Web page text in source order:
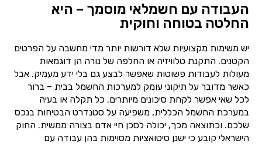
העבודה עם חשמלאי מוסמך – היא
החלטה בטוחה וחוקית
יש משימות מקצועיות שלא דורשות יותר מדי מחשבה על הפרטים
הקטנים. התקנת טלוויזיה או החלפה של נורה הן דוגמאות
מעולות לעבודות פשוטות שאפשר לבצע גם בלי ידע מעמיק. אבל
כאשר מדובר על תיקוני עומק למערכות החשמל בבית – ברור
לכל שאי אפשר לקחת סיכונים מיותרים. כל תקלה או בעיה
במערכת החשמל הכללית, משפיעה על סטנדרט הבטיחות בנכס
שלכם. וכתוצאה מכך, יכולה לסכן חיי אדם בצורה ממשית. החוק
הישראלי קובע כי ישנן סיטואציות מסוימות בהן עבודה עם